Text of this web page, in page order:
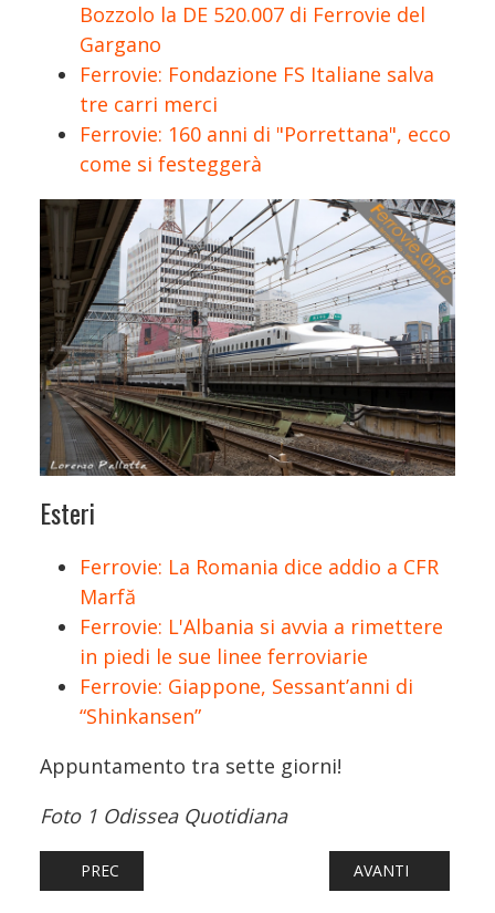
Bozzolo la DE 520.007 di Ferrovie del
Gargano
Ferrovie: Fondazione FS Italiane salva
tre carri merci
Ferrovie: 160 anni di "Porrettana", ecco
come si festeggerà
Esteri
Ferrovie: La Romania dice addio a CFR
Marfă
Ferrovie: L'Albania si avvia a rimettere
in piedi le sue linee ferroviarie
Ferrovie: Giappone, Sessant’anni di
“Shinkansen”
Appuntamento tra sette giorni!
Foto 1 Odissea Quotidiana
ARTICOLO PRECEDENTE: FERROVIE: SERBIA, CROLLA
PREC ARTICOLO
AVANTI